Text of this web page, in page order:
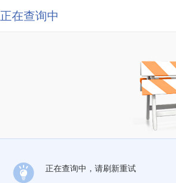
正在查询中
正在查询中，请刷新重试